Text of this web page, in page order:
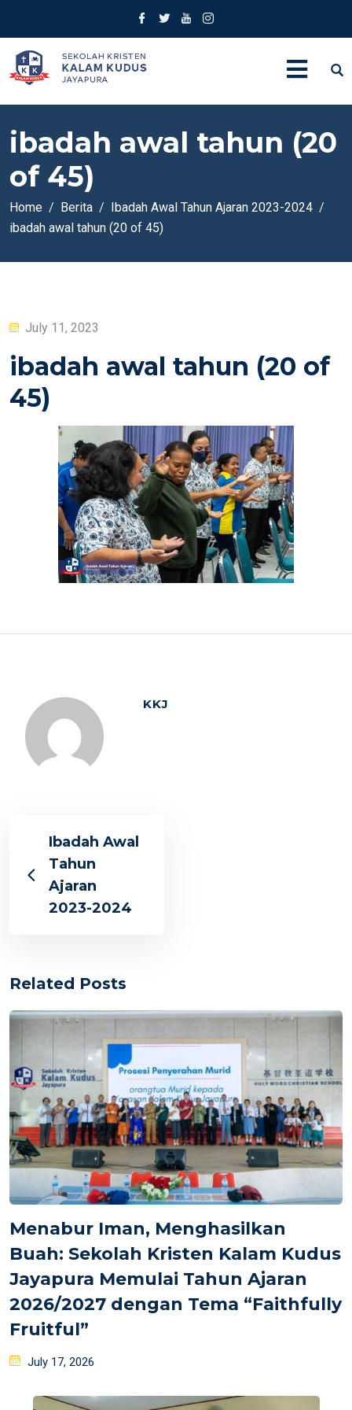
ibadah awal tahun (20
of 45)
Home Berita
Ibadah Awal Tahun Ajaran 2023-2024
ibadah awal tahun (20 of 45)
Posted
July 11, 2023
ibadah awal tahun (20 of
45)
KKJ
Ibadah Awal
Tahun
Ajaran
2023-2024
Related Posts
Menabur Iman, Menghasilkan
Buah: Sekolah Kristen Kalam Kudus
Jayapura Memulai Tahun Ajaran
2026/2027 dengan Tema “Faithfully
Fruitful”
Posted
July 17, 2026